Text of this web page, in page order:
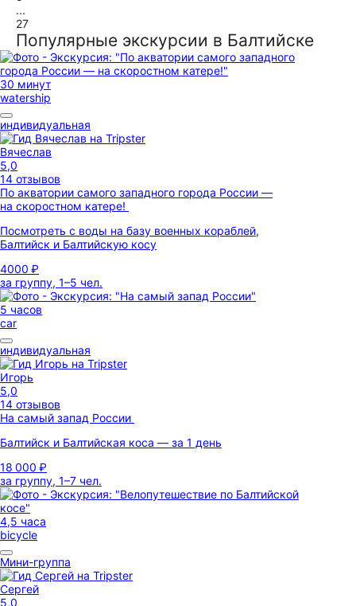
...
27
Популярные экскурсии в Балтийске
30 минут
watership
индивидуальная
Вячеслав
5,0
14 отзывов
По акватории самого западного города России —
на скоростном катере!
Посмотреть с воды на базу военных кораблей,
Балтийск и Балтийскую косу
4000 ₽
за группу, 1–5 чел.
5 часов
car
индивидуальная
Игорь
5,0
14 отзывов
На самый запад России
Балтийск и Балтийская коса — за 1 день
18 000 ₽
за группу, 1–7 чел.
4,5 часа
bicycle
Мини-группа
Сергей
5,0